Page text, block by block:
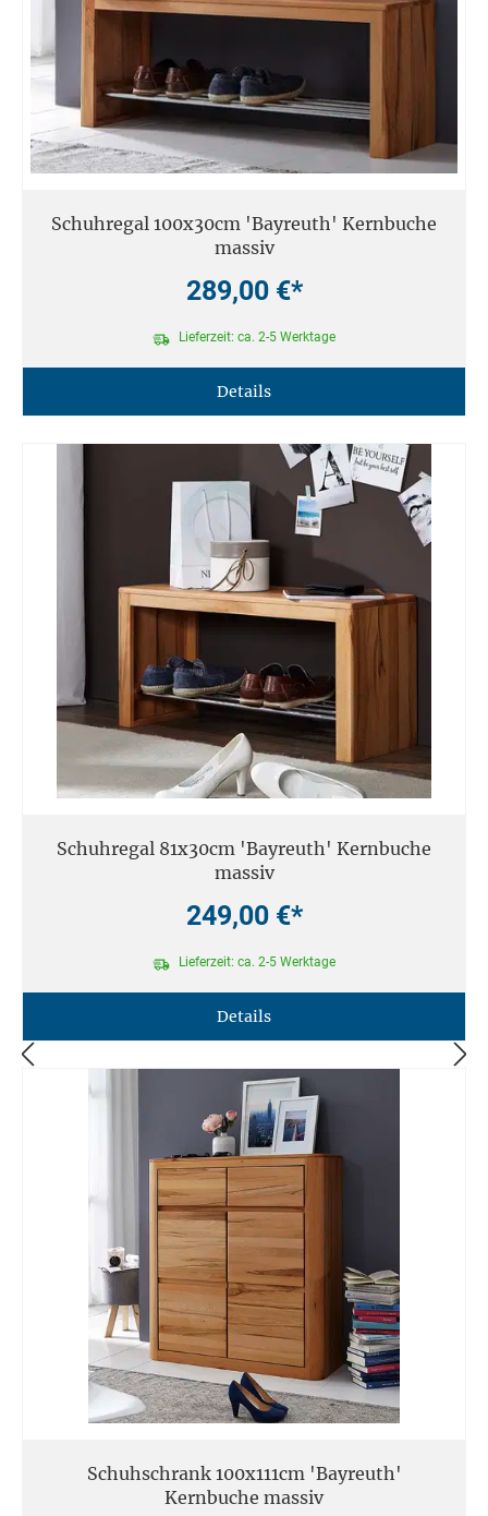
Schuhregal 100x30cm 'Bayreuth' Kernbuche
massiv
289,00 €*
Lieferzeit: ca. 2-5 Werktage
Details
Schuhregal 81x30cm 'Bayreuth' Kernbuche
massiv
249,00 €*
Lieferzeit: ca. 2-5 Werktage
Details
Schuhschrank 100x111cm 'Bayreuth'
Kernbuche massiv